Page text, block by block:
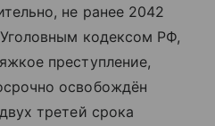
не ранее 2042
кодексом РФ,
преступление,
освобождён
третей срока